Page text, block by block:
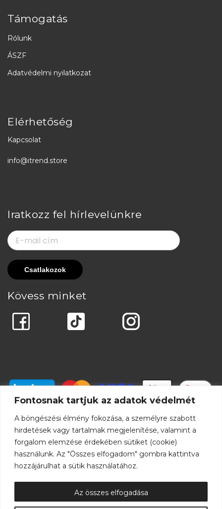
Fontosnak tartjuk az adatok védelmét
A böngészési élmény fokozása, a személyre szabott
hirdetések vagy tartalmak megjelenítése, valamint a
forgalom elemzése érdekében sütiket (cookie)
használunk. Az "Összes elfogadom" gombra kattintva
hozzájárulhat a sütik használatához.
Az összes elfogadása
Támogatás
Rólunk
ÁSZF
Adatvédelmi nyilatkozat
Elérhetőség
Kapcsolat
info@itrend.store
Iratkozz fel hírlevelünkre
Kövess minket